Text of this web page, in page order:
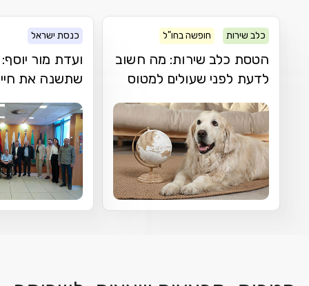
כלב שירות חופשה בחו"ל
הטסת כלב שירות: מה חשוב
לדעת לפני שעולים למטוס
כנסת ישראל
ועדת מור
שתשנה את